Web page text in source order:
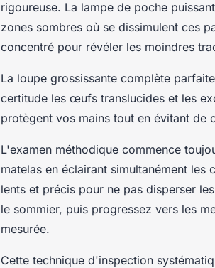
rigoureuse. La lampe de poche
zones sombres où se dissimulent ces
concentré pour révéler les moindres
La loupe grossissante complète
certitude les œufs translucides et les
protègent vos mains tout en évitant de
L'examen méthodique commence
matelas en éclairant simultanément les
lents et précis pour ne pas disperser
le sommier, puis progressez vers les
mesurée.
Cette technique d'inspection